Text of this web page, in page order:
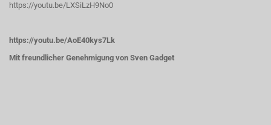
https://youtu.be/LXSiLzH9No0
https://youtu.be/AoE40kys7Lk
Mit freundlicher Genehmigung von Sven Gadget